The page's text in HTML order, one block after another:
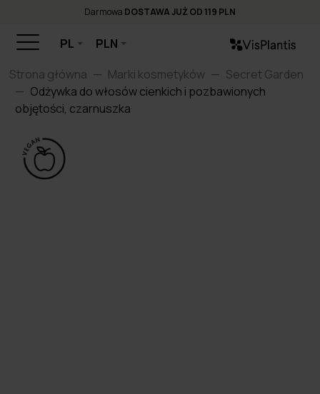
Darmowa DOSTAWA JUŻ OD 119 PLN
PL
PLN
Strona główna
Marki kosmetyków
Secret Garden
Odżywka do włosów cienkich i pozbawionych
objętości, czarnuszka